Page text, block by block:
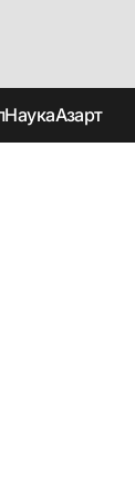
НаукаАзарт